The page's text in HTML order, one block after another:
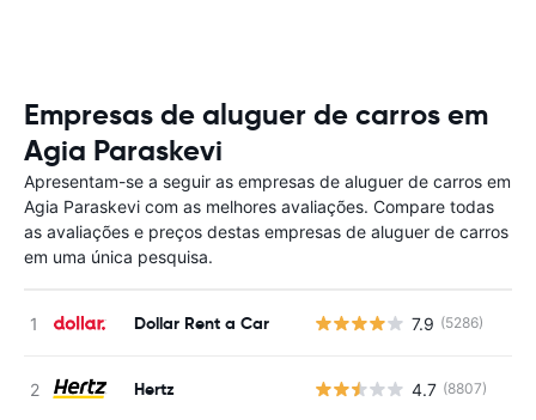
Empresas de aluguer de carros em
Agia Paraskevi
Apresentam-se a seguir as empresas de aluguer de carros em
Agia Paraskevi com as melhores avaliações. Compare todas
as avaliações e preços destas empresas de aluguer de carros
em uma única pesquisa.
Dollar Rent a Car 7.9 (5286)
Hertz 4.7 (8807)